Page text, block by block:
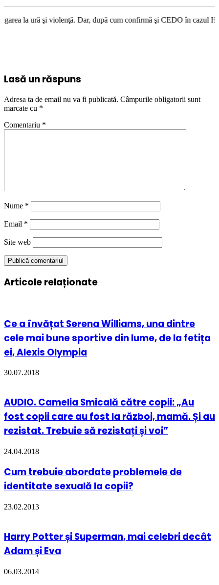
Dar, după cum confirmă şi CEDO în cazul Handyside vs. UK
Lasă un răspuns
Adresa ta de email nu va fi publicată. Câmpurile obligatorii sunt
marcate cu *
Comentariu *
Nume *
Email *
Site web
Articole relaționate
Ce a învățat Serena Williams, una dintre
cele mai bune sportive din lume, de la fetița
ei, Alexis Olympia
30.07.2018
AUDIO. Camelia Smicală către copii: „Au
fost copii care au fost la război, mamă. Și au
rezistat. Trebuie să rezistați și voi”
24.04.2018
Cum trebuie abordate problemele de
identitate sexuală la copii?
23.02.2013
Harry Potter și Superman, mai celebri decât
Adam și Eva
06.03.2014